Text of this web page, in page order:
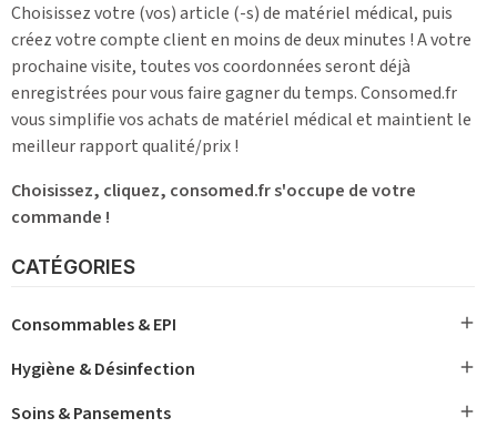
CATÉGORIES
Consommables & EPI 
Hygiène & Désinfection 
Soins & Pansements 
Choisissez votre (vos) article (-s) de matériel médical, puis
créez votre compte client en moins de deux minutes ! A votre
prochaine visite, toutes vos coordonnées seront déjà
enregistrées pour vous faire gagner du temps. Consomed.fr
vous simplifie vos achats de matériel médical et maintient le
meilleur rapport qualité/prix !
Choisissez, cliquez, consomed.fr s'occupe de votre
commande !